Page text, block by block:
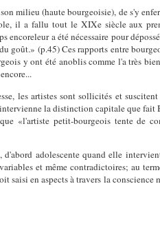
milieu (haute bourgeoisie), de s'y
il a fallu tout le XIXe siècle aux
a été nécessaire pour
(p.45) Ces rapports entre
y ont été anoblis comme l'a très
les artistes sont sollicités et
la distinction capitale que
«l'artiste petit-bourgeois tente de
adolescente quand elle
et même contradictoires; au
en aspects à travers la